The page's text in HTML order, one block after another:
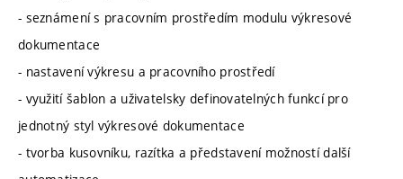
- seznámení s pracovním prostředím modulu výkresové
dokumentace
- nastavení výkresu a pracovního prostředí
- využití šablon a uživatelsky definovatelných funkcí pro
jednotný styl výkresové dokumentace
- tvorba kusovníku, razítka a představení možností další